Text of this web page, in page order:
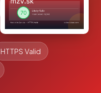
HTTPS Valid